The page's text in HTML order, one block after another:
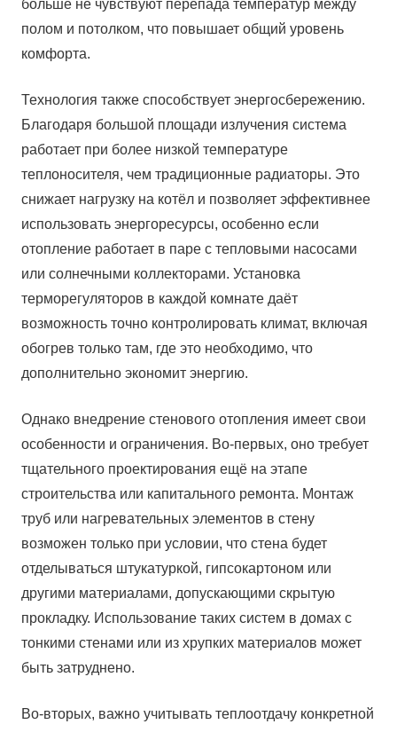
больше не чувствуют перепада температур между
полом и потолком, что повышает общий уровень
комфорта.
Технология также способствует энергосбережению.
Благодаря большой площади излучения система
работает при более низкой температуре
теплоносителя, чем традиционные радиаторы. Это
снижает нагрузку на котёл и позволяет эффективнее
использовать энергоресурсы, особенно если
отопление работает в паре с тепловыми насосами
или солнечными коллекторами. Установка
терморегуляторов в каждой комнате даёт
возможность точно контролировать климат, включая
обогрев только там, где это необходимо, что
дополнительно экономит энергию.
Однако внедрение стенового отопления имеет свои
особенности и ограничения. Во-первых, оно требует
тщательного проектирования ещё на этапе
строительства или капитального ремонта. Монтаж
труб или нагревательных элементов в стену
возможен только при условии, что стена будет
отделываться штукатуркой, гипсокартоном или
другими материалами, допускающими скрытую
прокладку. Использование таких систем в домах с
тонкими стенами или из хрупких материалов может
быть затруднено.
Во-вторых, важно учитывать теплоотдачу конкретной